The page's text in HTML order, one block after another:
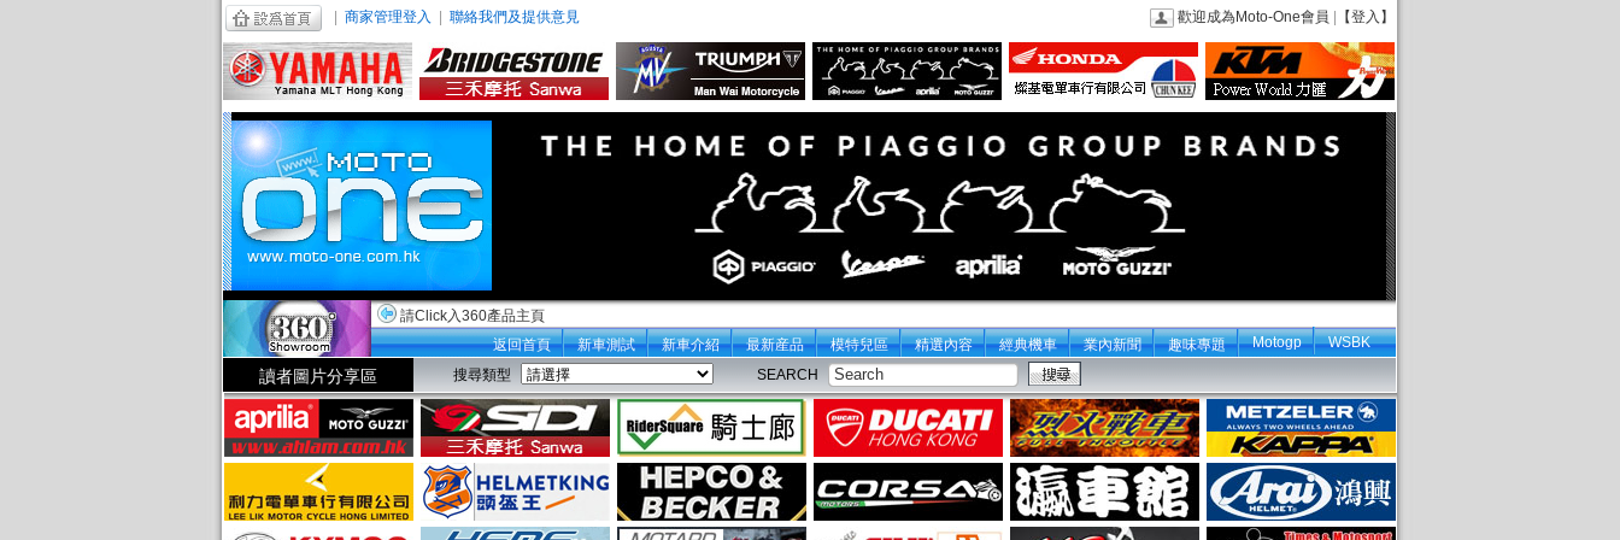
商家管理登入 聯絡我們及提供意見 歡迎成為Moto-One會員 【登入】
請Click入360產品主頁
返回首頁
新車測試 新車介紹 最新産品 模特兒區 精選內容 經典機車 業內新聞 趣味專題 Motogp WSBK
讀者圖片分享區 搜尋類型 SEARCH